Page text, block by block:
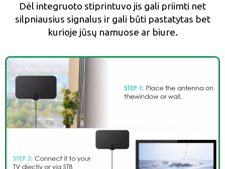
Dėl integruoto stiprintuvo jis gali priimti net
silpniausius signalus ir gali būti pastatytas bet
kurioje jūsų namuose ar biure.